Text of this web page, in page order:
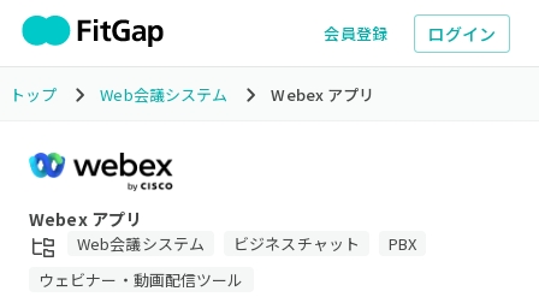
会員登録 ログイン
トップ Web会議システム Webex アプリ
Webex アプリ
Web会議システム ビジネスチャット
PBX
ウェビナー・動画配信ツール